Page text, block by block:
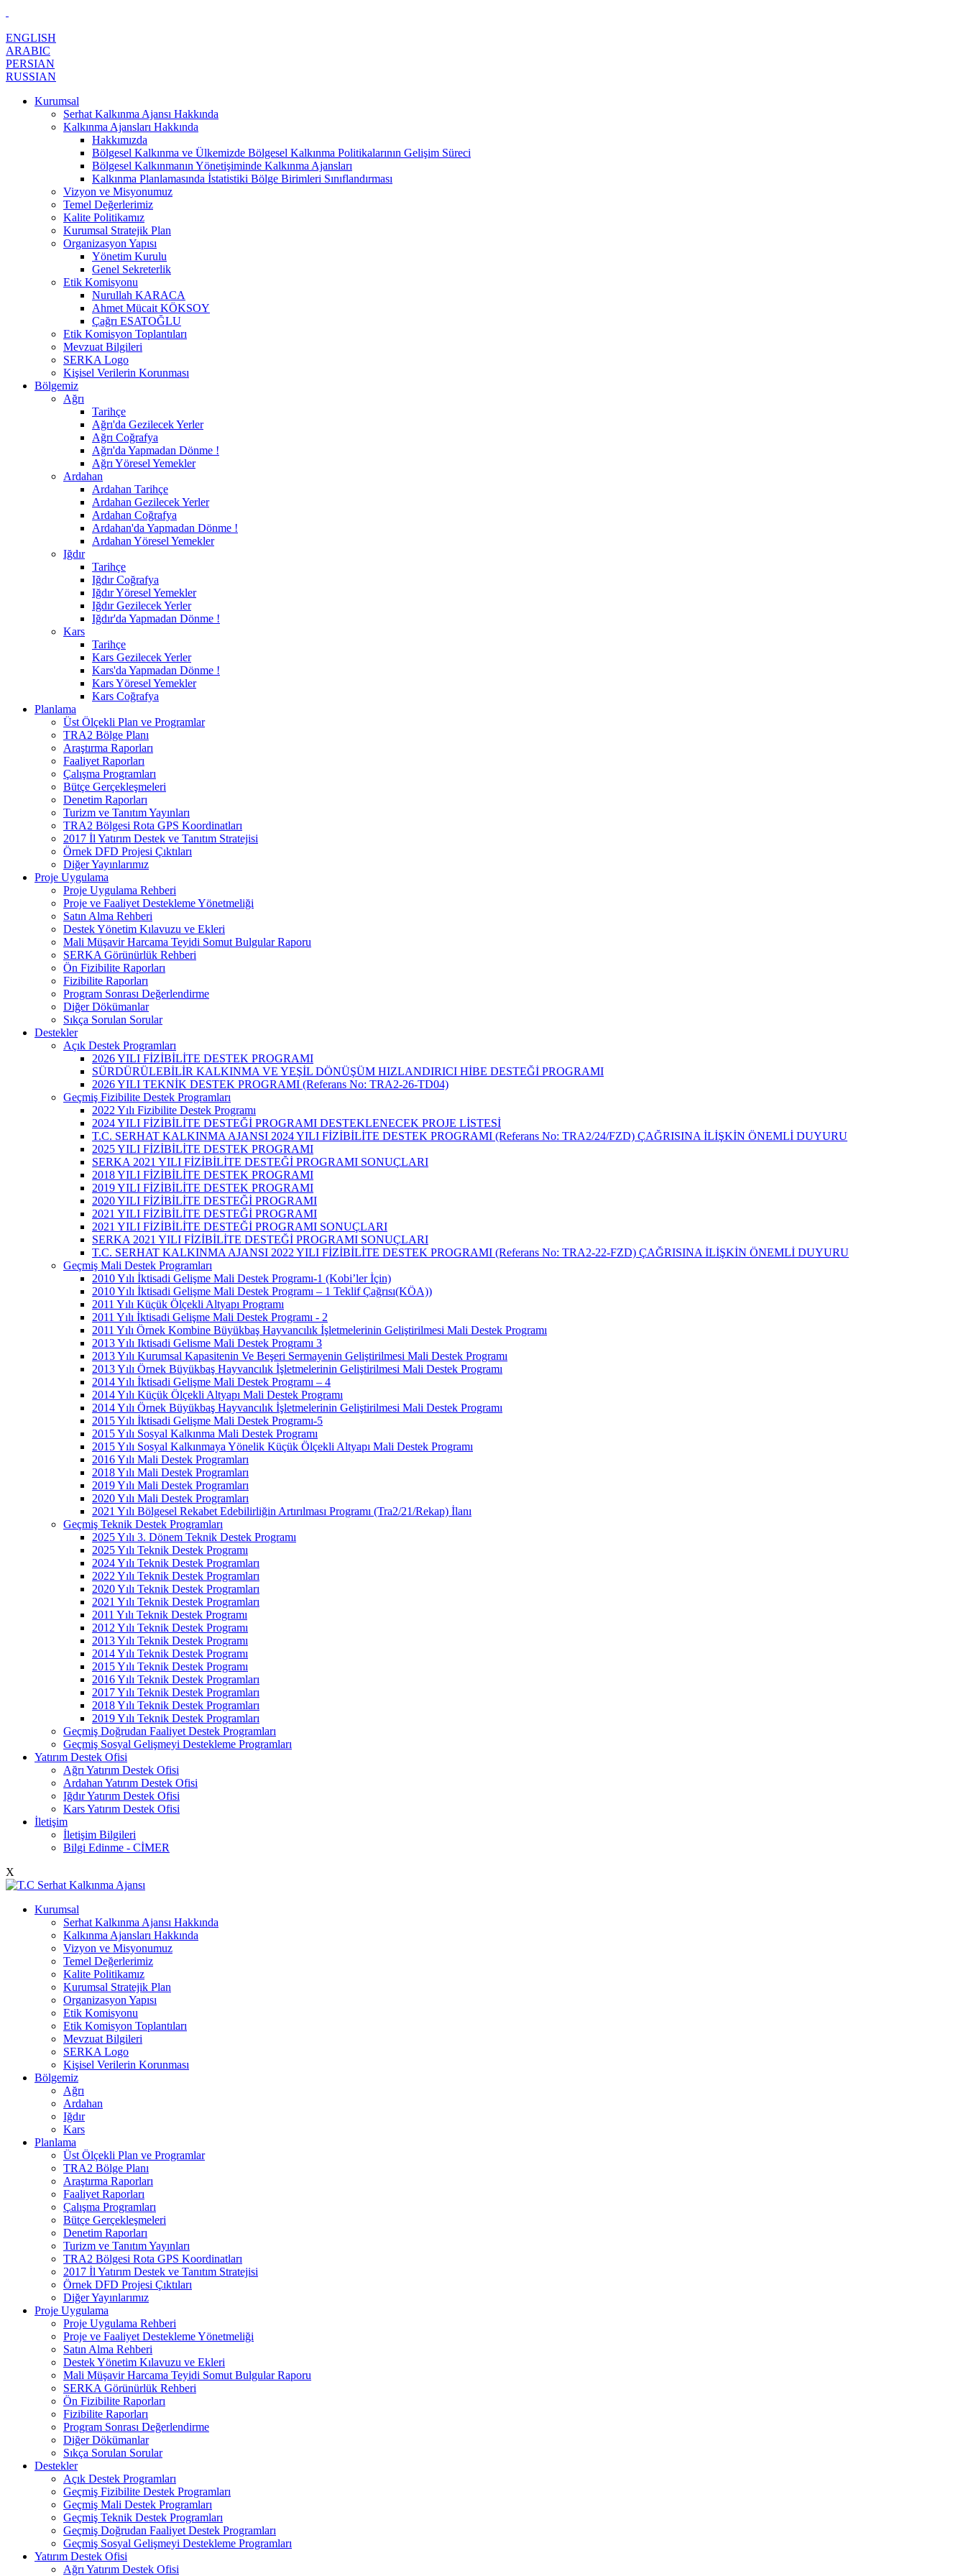
ENGLISH
ARABIC
PERSIAN
RUSSIAN
Kurumsal
Serhat Kalkınma Ajansı Hakkında
Kalkınma Ajansları Hakkında
Hakkımızda
Bölgesel Kalkınma ve Ülkemizde Bölgesel Kalkınma Politikalarının Gelişim Süreci
Bölgesel Kalkınmanın Yönetişiminde Kalkınma Ajansları
Kalkınma Planlamasında İstatistiki Bölge Birimleri Sınıflandırması
Vizyon ve Misyonumuz
Temel Değerlerimiz
Kalite Politikamız
Kurumsal Stratejik Plan
Organizasyon Yapısı
Yönetim Kurulu
Genel Sekreterlik
Etik Komisyonu
Nurullah KARACA
Ahmet Mücait KÖKSOY
Çağrı ESATOĞLU
Etik Komisyon Toplantıları
Mevzuat Bilgileri
SERKA Logo
Kişisel Verilerin Korunması
Bölgemiz
Ağrı
Tarihçe
Ağrı'da Gezilecek Yerler
Ağrı Coğrafya
Ağrı'da Yapmadan Dönme !
Ağrı Yöresel Yemekler
Ardahan
Ardahan Tarihçe
Ardahan Gezilecek Yerler
Ardahan Coğrafya
Ardahan'da Yapmadan Dönme !
Ardahan Yöresel Yemekler
Iğdır
Tarihçe
Iğdır Coğrafya
Iğdır Yöresel Yemekler
Iğdır Gezilecek Yerler
Iğdır'da Yapmadan Dönme !
Kars
Tarihçe
Kars Gezilecek Yerler
Kars'da Yapmadan Dönme !
Kars Yöresel Yemekler
Kars Coğrafya
Planlama
Üst Ölçekli Plan ve Programlar
TRA2 Bölge Planı
Araştırma Raporları
Faaliyet Raporları
Çalışma Programları
Bütçe Gerçekleşmeleri
Denetim Raporları
Turizm ve Tanıtım Yayınları
TRA2 Bölgesi Rota GPS Koordinatları
2017 İl Yatırım Destek ve Tanıtım Stratejisi
Örnek DFD Projesi Çıktıları
Diğer Yayınlarımız
Proje Uygulama
Proje Uygulama Rehberi
Proje ve Faaliyet Destekleme Yönetmeliği
Satın Alma Rehberi
Destek Yönetim Kılavuzu ve Ekleri
Mali Müşavir Harcama Teyidi Somut Bulgular Raporu
SERKA Görünürlük Rehberi
Ön Fizibilite Raporları
Fizibilite Raporları
Program Sonrası Değerlendirme
Diğer Dökümanlar
Sıkça Sorulan Sorular
Destekler
Açık Destek Programları
2026 YILI FİZİBİLİTE DESTEK PROGRAMI
SÜRDÜRÜLEBİLİR KALKINMA VE YEŞİL DÖNÜŞÜM HIZLANDIRICI HİBE DESTEĞİ PROGRAMI
2026 YILI TEKNİK DESTEK PROGRAMI (Referans No: TRA2-26-TD04)
Geçmiş Fizibilite Destek Programları
2022 Yılı Fizibilite Destek Programı
2024 YILI FİZİBİLİTE DESTEĞİ PROGRAMI DESTEKLENECEK PROJE LİSTESİ
T.C. SERHAT KALKINMA AJANSI 2024 YILI FİZİBİLİTE DESTEK PROGRAMI (Referans No: TRA2/24/FZD) ÇAĞRISINA İLİŞKİN ÖNEMLİ DUYURU
2025 YILI FİZİBİLİTE DESTEK PROGRAMI
SERKA 2021 YILI FİZİBİLİTE DESTEĞİ PROGRAMI SONUÇLARI
2018 YILI FİZİBİLİTE DESTEK PROGRAMI
2019 YILI FİZİBİLİTE DESTEK PROGRAMI
2020 YILI FİZİBİLİTE DESTEĞİ PROGRAMI
2021 YILI FİZİBİLİTE DESTEĞİ PROGRAMI
2021 YILI FİZİBİLİTE DESTEĞİ PROGRAMI SONUÇLARI
SERKA 2021 YILI FİZİBİLİTE DESTEĞİ PROGRAMI SONUÇLARI
T.C. SERHAT KALKINMA AJANSI 2022 YILI FİZİBİLİTE DESTEK PROGRAMI (Referans No: TRA2-22-FZD) ÇAĞRISINA İLİŞKİN ÖNEMLİ DUYURU
Geçmiş Mali Destek Programları
2010 Yılı İktisadi Gelişme Mali Destek Programı-1 (Kobi’ler İçin)
2010 Yılı İktisadi Gelişme Mali Destek Programı – 1 Teklif Çağrısı(KÖA))
2011 Yılı Küçük Ölçekli Altyapı Programı
2011 Yılı İktisadi Gelişme Mali Destek Programı - 2
2011 Yılı Örnek Kombine Büyükbaş Hayvancılık İşletmelerinin Geliştirilmesi Mali Destek Programı
2013 Yılı Iktisadi Gelisme Mali Destek Programı 3
2013 Yılı Kurumsal Kapasitenin Ve Beşeri Sermayenin Geliştirilmesi Mali Destek Programı
2013 Yılı Örnek Büyükbaş Hayvancılık İşletmelerinin Geliştirilmesi Mali Destek Programı
2014 Yılı İktisadi Gelişme Mali Destek Programı – 4
2014 Yılı Küçük Ölçekli Altyapı Mali Destek Programı
2014 Yılı Örnek Büyükbaş Hayvancılık İşletmelerinin Geliştirilmesi Mali Destek Programı
2015 Yılı İktisadi Gelişme Mali Destek Programı-5
2015 Yılı Sosyal Kalkınma Mali Destek Programı
2015 Yılı Sosyal Kalkınmaya Yönelik Küçük Ölçekli Altyapı Mali Destek Programı
2016 Yılı Mali Destek Programları
2018 Yılı Mali Destek Programları
2019 Yılı Mali Destek Programları
2020 Yılı Mali Destek Programları
2021 Yılı Bölgesel Rekabet Edebilirliğin Artırılması Programı (Tra2/21/Rekap) İlanı
Geçmiş Teknik Destek Programları
2025 Yılı 3. Dönem Teknik Destek Programı
2025 Yılı Teknik Destek Programı
2024 Yılı Teknik Destek Programları
2022 Yılı Teknik Destek Programları
2020 Yılı Teknik Destek Programları
2021 Yılı Teknik Destek Programları
2011 Yılı Teknik Destek Programı
2012 Yılı Teknik Destek Programı
2013 Yılı Teknik Destek Programı
2014 Yılı Teknik Destek Programı
2015 Yılı Teknik Destek Programı
2016 Yılı Teknik Destek Programları
2017 Yılı Teknik Destek Programları
2018 Yılı Teknik Destek Programları
2019 Yılı Teknik Destek Programları
Geçmiş Doğrudan Faaliyet Destek Programları
Geçmiş Sosyal Gelişmeyi Destekleme Programları
Yatırım Destek Ofisi
Ağrı Yatırım Destek Ofisi
Ardahan Yatırım Destek Ofisi
Iğdır Yatırım Destek Ofisi
Kars Yatırım Destek Ofisi
İletişim
İletişim Bilgileri
Bilgi Edinme - CİMER
X
Kurumsal
Serhat Kalkınma Ajansı Hakkında
Kalkınma Ajansları Hakkında
Vizyon ve Misyonumuz
Temel Değerlerimiz
Kalite Politikamız
Kurumsal Stratejik Plan
Organizasyon Yapısı
Etik Komisyonu
Etik Komisyon Toplantıları
Mevzuat Bilgileri
SERKA Logo
Kişisel Verilerin Korunması
Bölgemiz
Ağrı
Ardahan
Iğdır
Kars
Planlama
Üst Ölçekli Plan ve Programlar
TRA2 Bölge Planı
Araştırma Raporları
Faaliyet Raporları
Çalışma Programları
Bütçe Gerçekleşmeleri
Denetim Raporları
Turizm ve Tanıtım Yayınları
TRA2 Bölgesi Rota GPS Koordinatları
2017 İl Yatırım Destek ve Tanıtım Stratejisi
Örnek DFD Projesi Çıktıları
Diğer Yayınlarımız
Proje Uygulama
Proje Uygulama Rehberi
Proje ve Faaliyet Destekleme Yönetmeliği
Satın Alma Rehberi
Destek Yönetim Kılavuzu ve Ekleri
Mali Müşavir Harcama Teyidi Somut Bulgular Raporu
SERKA Görünürlük Rehberi
Ön Fizibilite Raporları
Fizibilite Raporları
Program Sonrası Değerlendirme
Diğer Dökümanlar
Sıkça Sorulan Sorular
Destekler
Açık Destek Programları
Geçmiş Fizibilite Destek Programları
Geçmiş Mali Destek Programları
Geçmiş Teknik Destek Programları
Geçmiş Doğrudan Faaliyet Destek Programları
Geçmiş Sosyal Gelişmeyi Destekleme Programları
Yatırım Destek Ofisi
Ağrı Yatırım Destek Ofisi